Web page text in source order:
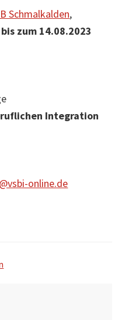
Schmalkalden,
zum 14.08.2023
Integration
online.de